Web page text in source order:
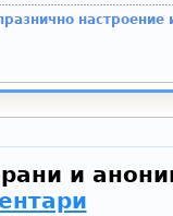
настроение
и